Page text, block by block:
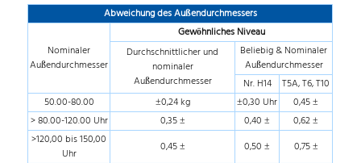
Abweichung des Außendurchmessers
Nominaler
Außendurchmesser
Gewöhnliches Niveau
Durchschnittlicher und
nominaler
Außendurchmesser
Beliebig & Nominaler
Außendurchmesser
Nr. H14
T5A, T6, T10
50.00-80.00
±0,24 kg ±0,30 Uhr
0,45 ±
> 80.00-120.00 Uhr
0,35 ± 0,40 ±
0,62 ±
>120,00 bis 150,00
Uhr
0,45 ± 0,50 ±
0,75 ±